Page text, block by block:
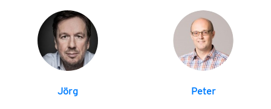
Jörg Peter